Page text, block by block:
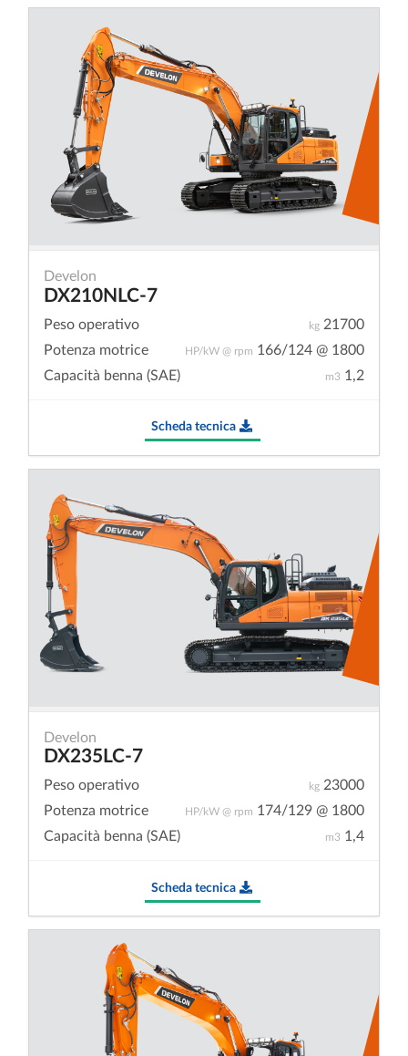
Develon
DX210NLC-7
kg 21700
Peso operativo
HP/kW @ rpm 166/124 @ 1800
Potenza motrice
m3 1,2
Capacità benna (SAE)
Scheda tecnica
Develon
DX235LC-7
kg 23000
Peso operativo
HP/kW @ rpm 174/129 @ 1800
Potenza motrice
m3 1,4
Capacità benna (SAE)
Scheda tecnica